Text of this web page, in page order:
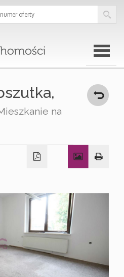
Strona
O
firmie
na